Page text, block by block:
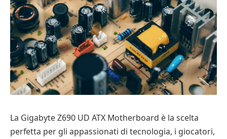
La Gigabyte Z690 UD ATX Motherboard è la scelta
perfetta per gli appassionati di tecnologia, i giocatori,